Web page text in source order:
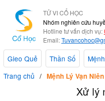
TỬ VI CỔ HỌC
Nhóm nghiên cứu
Hotline tư vấn dịch vụ:
Email:
Gieo Quẻ Thần Số
Trang chủ
Mệnh Lý Vạn Niên
Xử lý